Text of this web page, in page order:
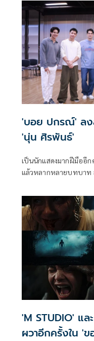
เพิร์ธ วีริณฐ์ศรา เขียน
แสดงโดย หนิง พันพัสสา
เกียรติ วีรวรรณ
'บอย ปกรณ์' ลง
'นุ่น ศิรพันธ์'
เป็นนักแสดงมากฝีมืออี
แล้วหลากหลายบทบาท สำหรับหนุ่ม บอย-ปกรณ์ ฉัตรบริรักษ์
ละครเวทีพูดเรื่อง Once Again อีกสักครั้ง...ยิ่งเจ็บ
นอกจากจะเป็นละครเวทีเรื่องแ
อาการปลื้มที่ได้ประกบ
จินดา
'M STUDIO' แ
ผวาอีกครั้งใน '